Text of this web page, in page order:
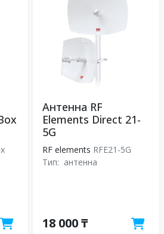
Антенна RF
Elements Direct 21-
5G
RF elements RFE21-5G
Тип: антенна
18 000 ₸